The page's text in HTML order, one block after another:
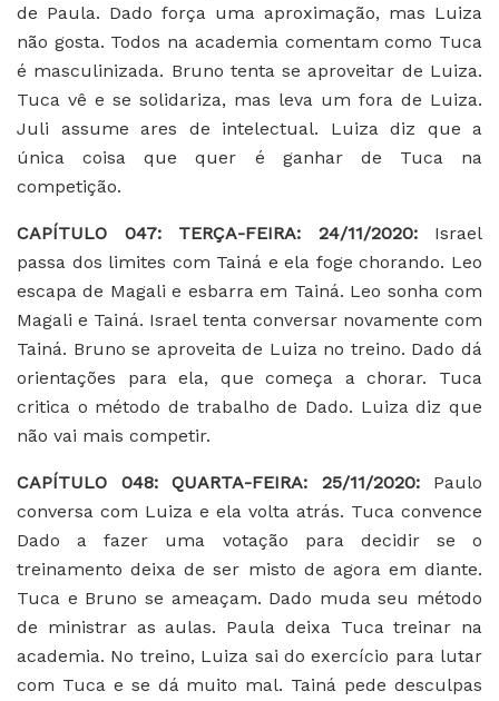
de Paula. Dado força uma aproximação, mas Luiza
não gosta. Todos na academia comentam como Tuca
é masculinizada. Bruno tenta se aproveitar de Luiza.
Tuca vê e se solidariza, mas leva um fora de Luiza.
Juli assume ares de intelectual. Luiza diz que a
única coisa que quer é ganhar de Tuca na
competição.
CAPÍTULO 047: TERÇA-FEIRA: 24/11/2020: Israel
passa dos limites com Tainá e ela foge chorando. Leo
escapa de Magali e esbarra em Tainá. Leo sonha com
Magali e Tainá. Israel tenta conversar novamente com
Tainá. Bruno se aproveita de Luiza no treino. Dado dá
orientações para ela, que começa a chorar. Tuca
critica o método de trabalho de Dado. Luiza diz que
não vai mais competir.
CAPÍTULO 048: QUARTA-FEIRA: 25/11/2020: Paulo
conversa com Luiza e ela volta atrás. Tuca convence
Dado a fazer uma votação para decidir se o
treinamento deixa de ser misto de agora em diante.
Tuca e Bruno se ameaçam. Dado muda seu método
de ministrar as aulas. Paula deixa Tuca treinar na
academia. No treino, Luiza sai do exercício para lutar
com Tuca e se dá muito mal. Tainá pede desculpas